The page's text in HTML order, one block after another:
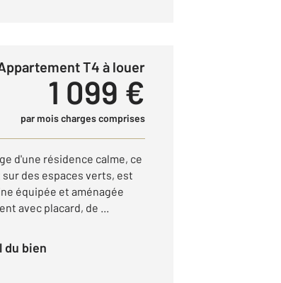
Appartement T4 à louer
1 099 €
par mois charges comprises
d'une résidence calme, ce
des espaces verts, est
équipée et aménagée
avec placard, de ...
du bien